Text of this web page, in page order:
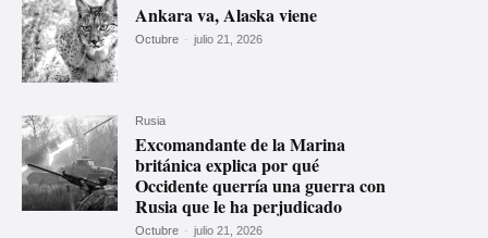
Ankara va, Alaska viene
Octubre - julio 21, 2026
Rusia
Excomandante de la Marina
británica explica por qué
Occidente querría una guerra con
Rusia que le ha perjudicado
Octubre - julio 21, 2026